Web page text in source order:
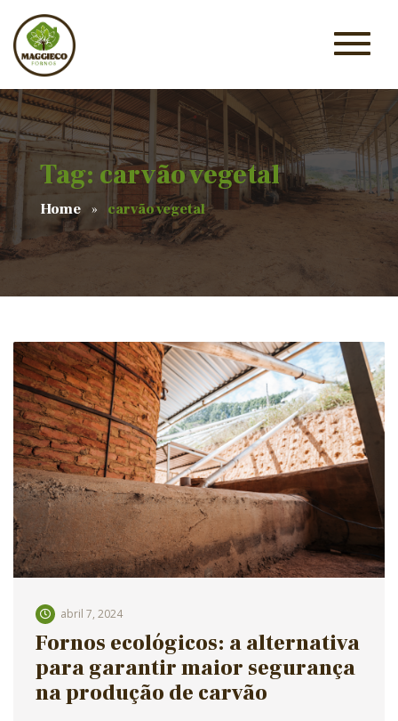
Tag: carvão vegetal
Home carvão vegetal
abril 7, 2024
Fornos ecológicos: a alternativa
para garantir maior segurança
na produção de carvão